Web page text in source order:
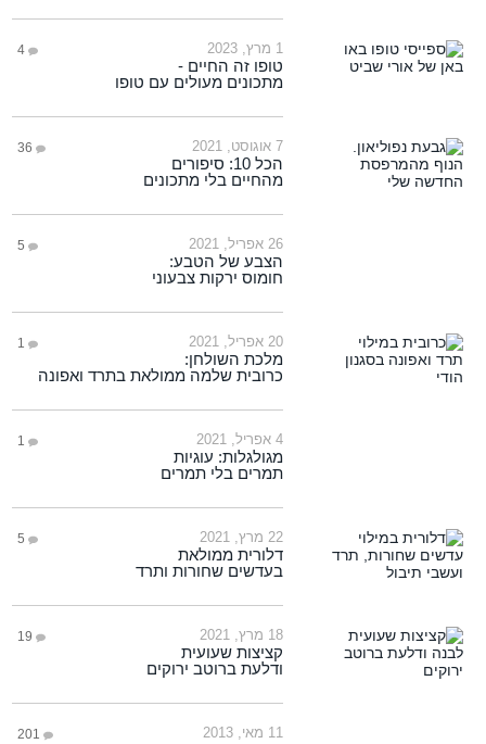
1 מרץ, 2023 4
טופו זה החיים -
מתכונים מעולים עם טופו
7 אוגוסט, 2021 36
הכל 10: סיפורים
מהחיים בלי מתכונים
26 אפריל, 2021 5
הצבע של הטבע:
חומוס ירקות צבעוני
20 אפריל, 2021 1
מלכת השולחן:
כרובית שלמה ממולאת בתרד ואפונה
4 אפריל, 2021 1
מגולגלות: עוגיות
תמרים בלי תמרים
22 מרץ, 2021 5
דלורית ממולאת
בעדשים שחורות ותרד
18 מרץ, 2021 19
קציצות שעועית
ודלעת ברוטב ירוקים
11 מאי, 2013 201